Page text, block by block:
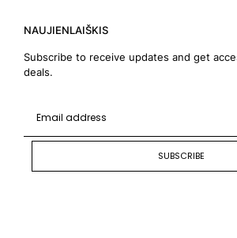
NAUJIENLAIŠKIS
Subscribe to receive updates and get
deals.
SUBSCRIBE